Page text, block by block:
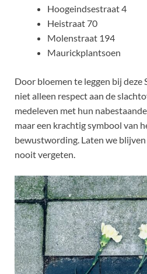
Hoogeindsestraat 4
Heistraat 70
Molenstraat 194
Maurickplantsoen
Door bloemen te leggen bij
niet alleen respect aan de
medeleven met hun
maar een krachtig symbool van
bewustwording. Laten we
nooit vergeten.